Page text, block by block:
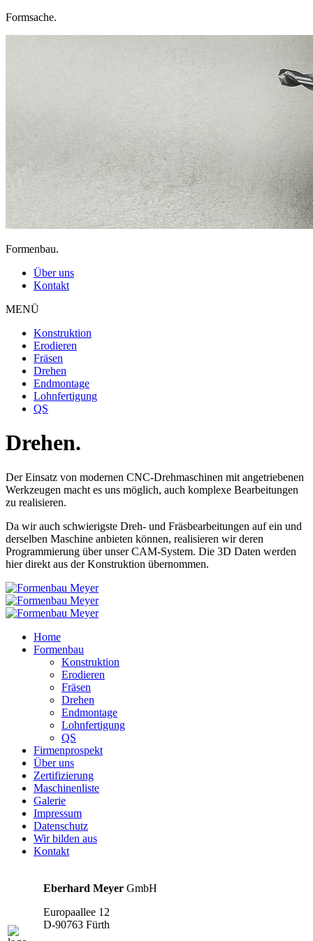
Formsache.
Formenbau.
Über uns
Kontakt
MENÜ
Konstruktion
Erodieren
Fräsen
Drehen
Endmontage
Lohnfertigung
QS
Drehen.
Der Einsatz von modernen CNC-Drehmaschinen mit angetriebenen
Werkzeugen macht es uns möglich, auch komplexe Bearbeitungen
zu realisieren.
Da wir auch schwierigste Dreh- und Fräsbearbeitungen auf ein und
derselben Maschine anbieten können, realisieren wir deren
Programmierung über unser CAM-System. Die 3D Daten werden
hier direkt aus der Konstruktion übernommen.
Home
Formenbau
Konstruktion
Erodieren
Fräsen
Drehen
Endmontage
Lohnfertigung
QS
Firmenprospekt
Über uns
Zertifizierung
Maschinenliste
Galerie
Impressum
Datenschutz
Wir bilden aus
Kontakt
Eberhard Meyer GmbH
Europaallee 12
D-90763 Fürth